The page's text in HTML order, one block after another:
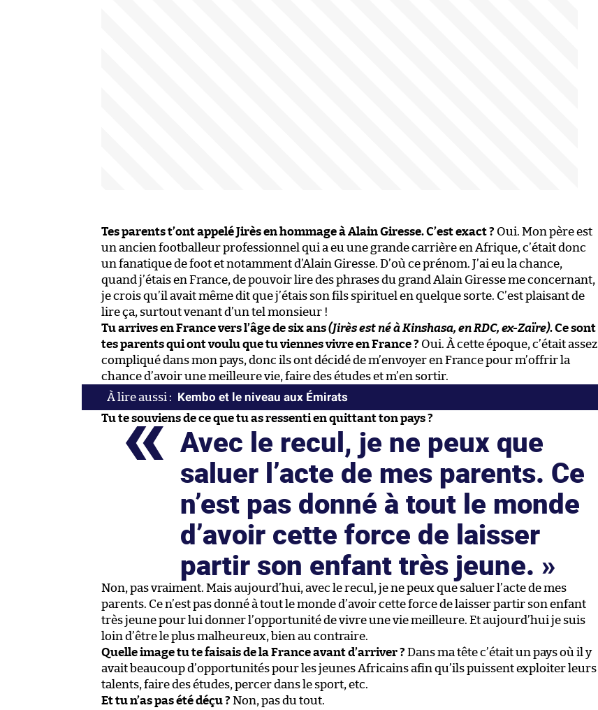
Tes parents t’ont appelé Jirès en hommage à Alain Giresse. C’est exact ? Oui. Mon père est
un ancien footballeur professionnel qui a eu une grande carrière en Afrique, c’était donc
un fanatique de foot et notamment d’Alain Giresse. D’où ce prénom. J’ai eu la chance,
quand j’étais en France, de pouvoir lire des phrases du grand Alain Giresse me concernant,
je crois qu’il avait même dit que j’étais son fils spirituel en quelque sorte. C’est plaisant de
lire ça, surtout venant d’un tel monsieur !
Tu arrives en France vers l’âge de six ans(Jirès est né à Kinshasa, en RDC, ex-Zaïre). Ce sont
tes parents qui ont voulu que tu viennes vivre en France ? Oui. À cette époque, c’était assez
compliqué dans mon pays, donc ils ont décidé de m’envoyer en France pour m’offrir la
chance d’avoir une meilleure vie, faire des études et m’en sortir.
Kembo et le niveau aux Émirats
Tu te souviens de ce que tu as ressenti en quittant ton pays ?
Avec le recul, je ne peux que
saluer l’acte de mes parents. Ce
n’est pas donné à tout le monde
d’avoir cette force de laisser
partir son enfant très jeune.
Non, pas vraiment. Mais aujourd’hui, avec le recul, je ne peux que saluer l’acte de mes
parents. Ce n’est pas donné à tout le monde d’avoir cette force de laisser partir son enfant
très jeune pour lui donner l’opportunité de vivre une vie meilleure. Et aujourd’hui je suis
loin d’être le plus malheureux, bien au contraire.
Quelle image tu te faisais de la France avant d’arriver ? Dans ma tête c’était un pays où il y
avait beaucoup d’opportunités pour les jeunes Africains afin qu’ils puissent exploiter leurs
talents, faire des études, percer dans le sport, etc.
Et tu n’as pas été déçu ? Non, pas du tout.